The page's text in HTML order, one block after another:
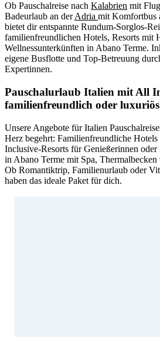
Ob Pauschalreise nach Kalabrien mit
Badeurlaub an derAdria mit
bietet dir entspannte Rundum-Sorglos-
familienfreundlichen Hotels, Resorts mit
Wellnessunterkünften in Abano Terme.
eigene Busflotte und Top-Betreuung
Expertinnen.
Pauschalurlaub Italien mit All
familienfreundlich oder
Unsere Angebote für Italien
Herz begehrt: Familienfreundliche
Inclusive-Resorts für Genießerinnen
in Abano Terme mit Spa,
Ob Romantiktrip, Familienurlaub oder
haben das ideale Paket für dich.